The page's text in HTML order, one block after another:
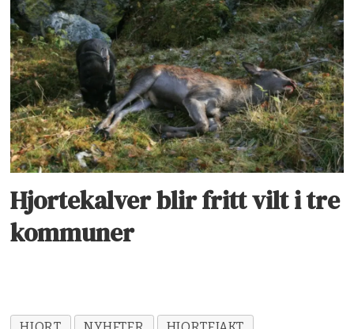
Hjortekalver blir fritt vilt i tre
kommuner